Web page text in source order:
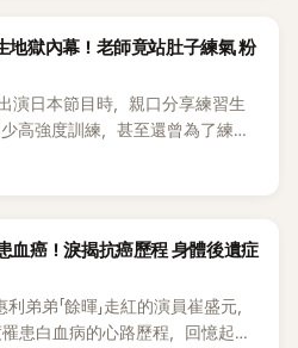
地獄內幕！老師竟站肚子練氣 粉
演日本節目時，親口分享練習生
高強度訓練，甚至還曾為了練習
自己的肚子上，驚人經歷曝光
血癌！淚揭抗癌歷程 身體後遺症
弟弟「餘暉」走紅的演員崔盛元，
患白血病的心路歷程，回憶起抗